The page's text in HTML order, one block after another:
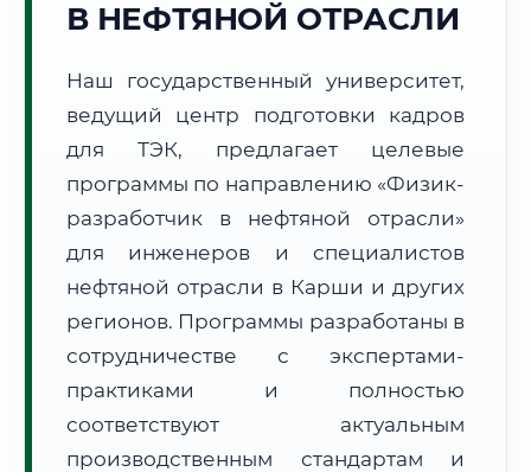
Тел. код:
+998 (75)
Часовой пояс:
UTC+5
Расчет логистики оригиналов:
• Маршрут транзита:
• Экспресс-доставка СДЭК / Почтой:
3–5 рабочих дней
В НЕФТЯНОЙ ОТРАСЛИ
Наш государственный университет,
ведущий центр подготовки кадров
для ТЭК, предлагает целевые
программы по направлению «Физик-
разработчик в нефтяной отрасли»
для инженеров и специалистов
нефтяной отрасли в Карши и других
регионов. Программы разработаны в
сотрудничестве с экспертами-
практиками и полностью
соответствуют актуальным
производственным стандартам и